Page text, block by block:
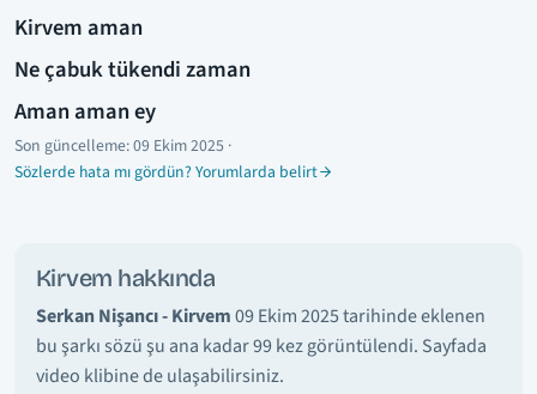
Kirvem aman
Ne çabuk tükendi zaman
Aman aman ey
Son güncelleme:09 Ekim 2025 ·
Sözlerde hata mı gördün? Yorumlarda belirt
Kirvem hakkında
Serkan Nişancı - Kirvem09 Ekim 2025 tarihinde eklenen
bu şarkı sözü şu ana kadar 99 kez görüntülendi. Sayfada
video klibine de ulaşabilirsiniz.